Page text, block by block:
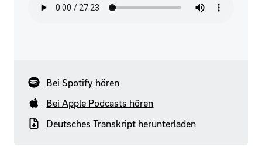
Bei Spotify hören
Bei Apple Podcasts hören
Deutsches Transkript herunterladen